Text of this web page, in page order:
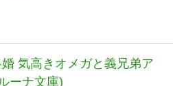
気高きオメガと義兄弟ア
ーナ文庫)